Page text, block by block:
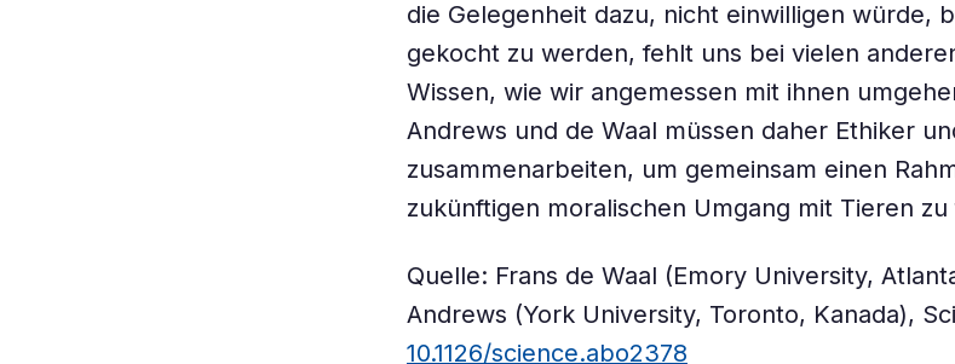
die Gelegenheit dazu, nicht einwilligen würde,
gekocht zu werden, fehlt uns bei vielen
Wissen, wie wir angemessen mit ihnen
Andrews und de Waal müssen daher Ethiker
zusammenarbeiten, um gemeinsam einen
zukünftigen moralischen Umgang mit Tieren zu
Quelle: Frans de Waal (Emory University,
Andrews (York University, Toronto, Kanada),
10.1126/science.abo2378